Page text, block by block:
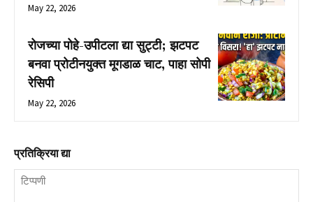
May 22, 2026
रोजच्या पोहे-उपीटला द्या सुट्टी; झटपट
बनवा प्रोटीनयुक्त मूगडाळ चाट, पाहा सोपी
रेसिपी
May 22, 2026
प्रतिक्रिया द्या